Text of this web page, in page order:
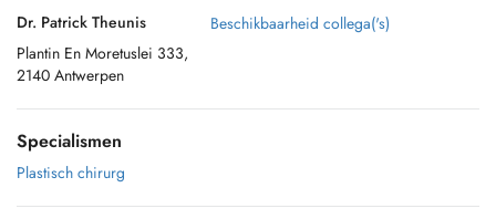
Dr. Patrick Theunis
Plantin En Moretuslei 333,
2140 Antwerpen
Beschikbaarheid collega('s)
Specialismen
Plastisch chirurg